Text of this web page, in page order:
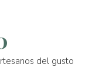
del gusto